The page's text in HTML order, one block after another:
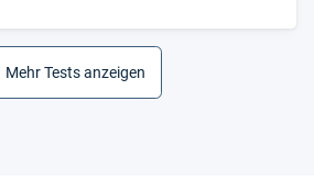
Mehr Tests anzeigen